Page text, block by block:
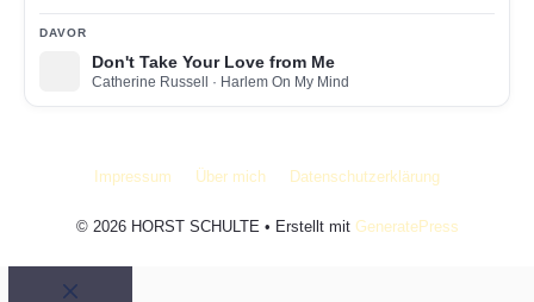
DAVOR
Don't Take Your Love from Me
Catherine Russell · Harlem On My Mind
Impressum Über mich Datenschutzerklärung
© 2026 HORST SCHULTE • Erstellt mit GeneratePress